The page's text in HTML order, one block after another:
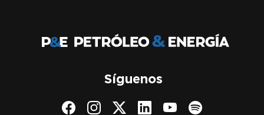
Síguenos